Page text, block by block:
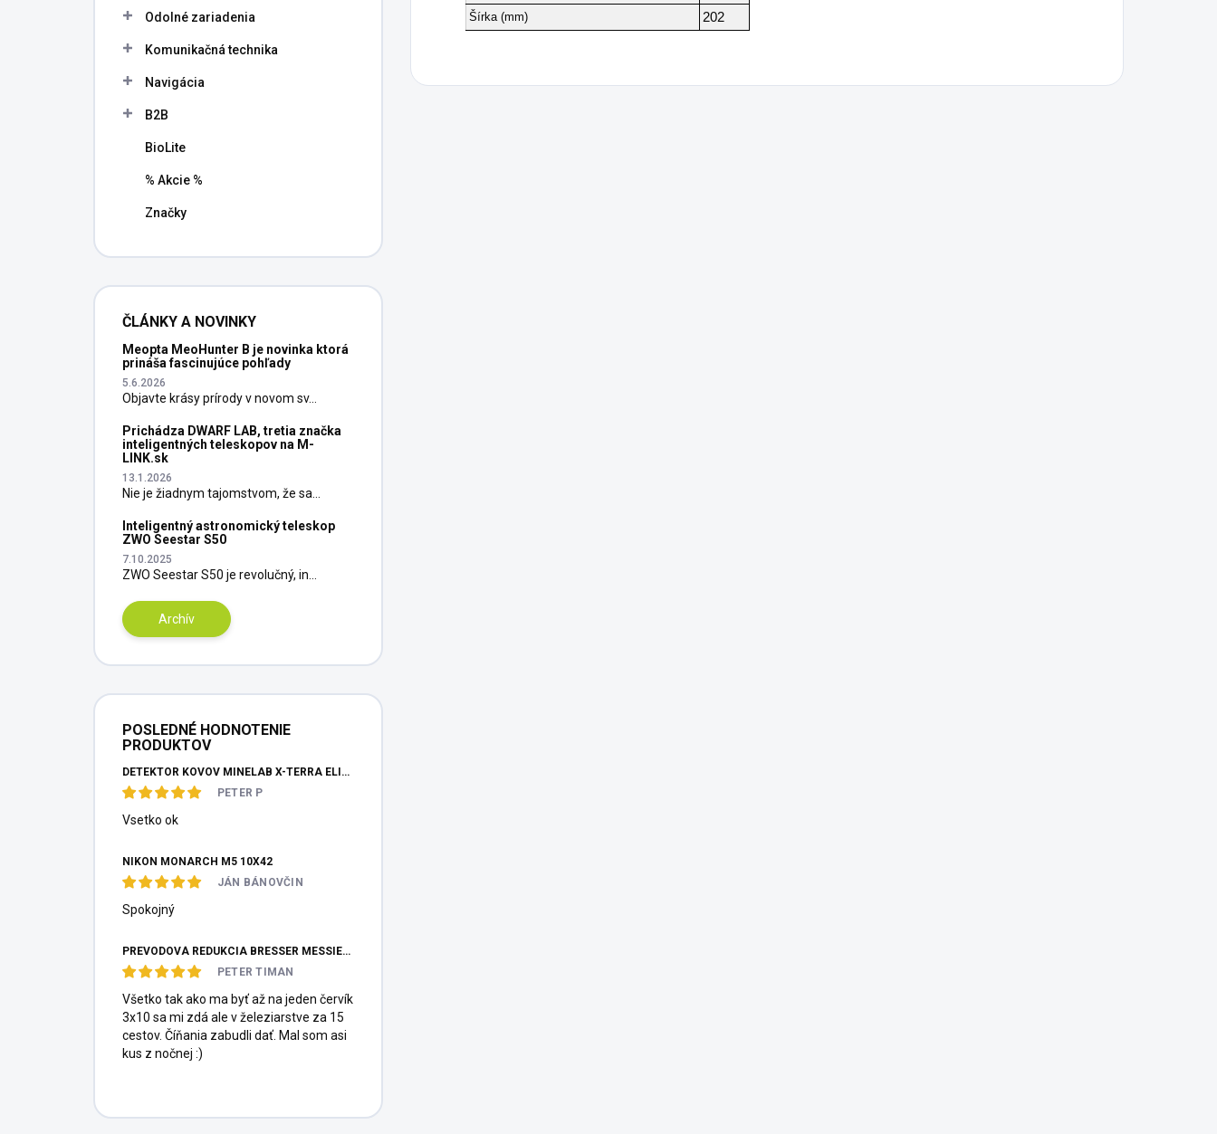
Odolné zariadenia
Komunikačná technika
Navigácia
B2B
BioLite
% Akcie %
Značky
ČLÁNKY A NOVINKY
Meopta MeoHunter B je novinka ktorá
prináša fascinujúce pohľady
5.6.2026
Objavte krásy prírody v novom sv...
Prichádza DWARF LAB, tretia značka
inteligentných teleskopov na M-
LINK.sk
13.1.2026
Nie je žiadnym tajomstvom, že sa...
Inteligentný astronomický teleskop
ZWO Seestar S50
7.10.2025
ZWO Seestar S50 je revolučný, in...
Archív
POSLEDNÉ HODNOTENIE
PRODUKTOV
DETEKTOR KOVOV MINELAB X-TERRA ELITE PINPOITER SET
PETER P
Vsetko ok
NIKON MONARCH M5 10X42
JÁN BÁNOVČIN
Spokojný
PREVODOVÁ REDUKCIA BRESSER MESSIER HEXAFOC 1:10
PETER TIMAN
Všetko tak ako ma byť až na jeden červík
3x10 sa mi zdá ale v železiarstve za 15
cestov. Číňania zabudli dať. Mal som asi
kus z nočnej :)
Šírka (mm) 202